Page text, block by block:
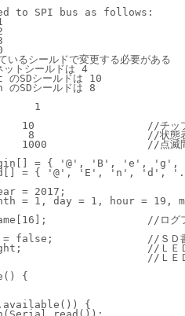
to SPI bus as follows:
るシールドで変更する必要がある
トシールドは 4
SDシールドは 10
SDシールドは 8
1
10                  //チップ
8                  //状態表
1000                //点滅
= { '@', 'B',
= { '@', 'E', 'n',
= 2017;
= 1, day = 1, hour = 19,
//ログフ
//ＳＤ書
//ＬＥＤ
//ＬＥＤ
{
{